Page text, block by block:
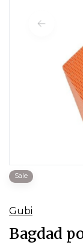
Sale
Gubi
Bagdad